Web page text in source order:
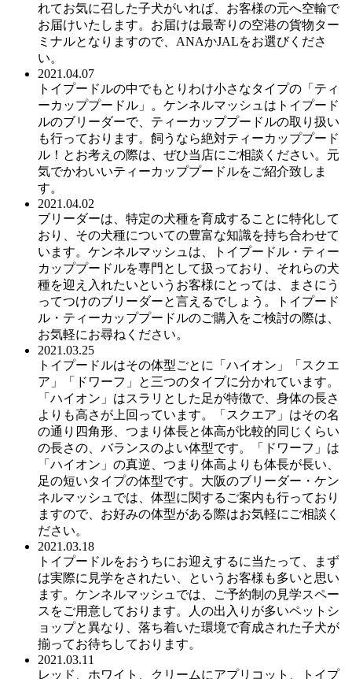
れてお気に召した子犬がいれば、お客様の元へ空輸で
お届けいたします。お届けは最寄りの空港の貨物ター
ミナルとなりますので、ANAかJALをお選びくださ
い。
2021.04.07
トイプードルの中でもとりわけ小さなタイプの「ティ
ーカッププードル」。ケンネルマッシュはトイプード
ルのブリーダーで、ティーカッププードルの取り扱い
も行っております。飼うなら絶対ティーカッププード
ル！とお考えの際は、ぜひ当店にご相談ください。元
気でかわいいティーカッププードルをご紹介致しま
す。
2021.04.02
ブリーダーは、特定の犬種を育成することに特化して
おり、その犬種についての豊富な知識を持ち合わせて
います。ケンネルマッシュは、トイプードル・ティー
カッププードルを専門として扱っており、それらの犬
種を迎え入れたいというお客様にとっては、まさにう
ってつけのブリーダーと言えるでしょう。トイプード
ル・ティーカッププードルのご購入をご検討の際は、
お気軽にお尋ねください。
2021.03.25
トイプードルはその体型ごとに「ハイオン」「スクエ
ア」「ドワーフ」と三つのタイプに分かれています。
「ハイオン」はスラリとした足が特徴で、身体の長さ
よりも高さが上回っています。「スクエア」はその名
の通り四角形、つまり体長と体高が比較的同じくらい
の長さの、バランスのよい体型です。「ドワーフ」は
「ハイオン」の真逆、つまり体高よりも体長が長い、
足の短いタイプの体型です。大阪のブリーダー・ケン
ネルマッシュでは、体型に関するご案内も行っており
ますので、お好みの体型がある際はお気軽にご相談く
ださい。
2021.03.18
トイプードルをおうちにお迎えするに当たって、まず
は実際に見学をされたい、というお客様も多いと思い
ます。ケンネルマッシュでは、ご予約制の見学スペー
スをご用意しております。人の出入りが多いペットシ
ョップと異なり、落ち着いた環境で育成された子犬が
揃ってお待ちしております。
2021.03.11
レッド、ホワイト、クリームにアプリコット、トイプ